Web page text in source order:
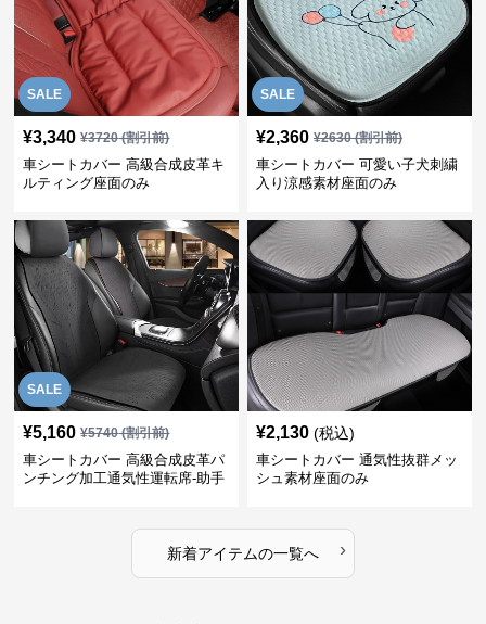
SALE
¥3,340 ¥3720(割引前)
車シートカバー 高級合成皮革キ
ルティング座面のみ
SALE
¥2,360 ¥2630(割引前)
車シートカバー 可愛い子犬刺繍
入り涼感素材座面のみ
SALE
¥5,160 ¥5740(割引前)
車シートカバー 高級合成皮革パ
ンチング加工通気性運転席-助手
¥2,130 (税込)
車シートカバー 通気性抜群メッ
シュ素材座面のみ
新着アイテムの一覧へ ›